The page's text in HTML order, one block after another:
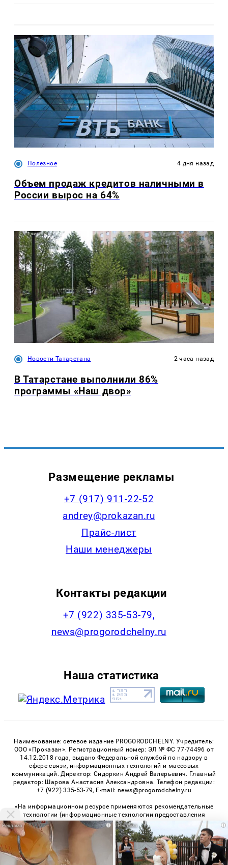
Полезное 4 дня назад
Объем продаж кредитов наличными в
России вырос на 64%
Новости Татарстана 2 часа назад
В Татарстане выполнили 86%
программы «Наш двор»
Размещение рекламы
+7 (917) 911-22-52
andrey@prokazan.ru
Прайс-лист
Наши менеджеры
Контакты редакции
+7 (922) 335-53-79,
news@progorodchelny.ru
Наша статистика
Наименование: сетевое издание PROGORODCHELNY. Учредитель:
ООО «Проказан». Регистрационный номер: ЭЛ № ФС 77-74496 от
14.12.2018 года, выдано Федеральной службой по надзору в
сфере связи, информационных технологий и массовых
коммуникаций. Директор: Сидоркин Андрей Валерьевич. Главный
редактор: Шарова Анастасия Александровна. Телефон редакции:
+7 (922) 335-53-79, E-mail: news@progorodchelny.ru
«На информационном ресурсе применяются рекомендательные
технологии (информационные технологии предоставления
информации на основе сбора, систематизации и анализа
сведений, относящихся к предпочтениям пользователей сети
«Интернет», находящихся на территории Российской
Федерации)». Правила применения рекомендательных
технологий в виджетах рекламно-обменной сети«СМИ2» (PDF) ,
i i